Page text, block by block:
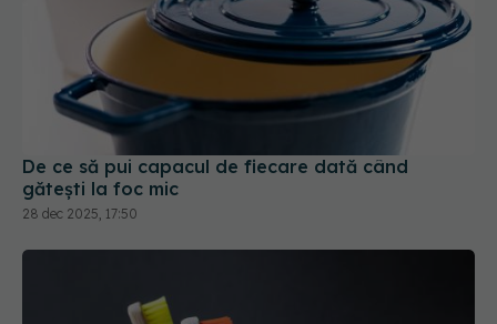
De ce să pui capacul de fiecare dată când
gătești la foc mic
28 dec 2025, 17:50